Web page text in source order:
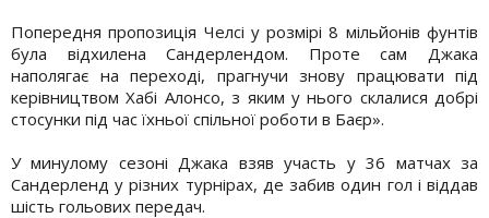
Попередня пропозиція Челсі у розмірі 8 мільйонів фунтів
була відхилена Сандерлендом. Проте сам Джака
наполягає на переході, прагнучи знову працювати під
керівництвом Хабі Алонсо, з яким у нього склалися добрі
стосунки під час їхньої спільної роботи в Баєр».
У минулому сезоні Джака взяв участь у 36 матчах за
Сандерленд у різних турнірах, де забив один гол і віддав
шість гольових передач.